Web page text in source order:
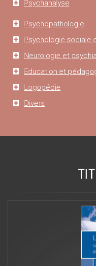
Psychanalyse
Psychopathologie
Psychologie sociale
Neurologie et
Education et
Logopédie
Divers